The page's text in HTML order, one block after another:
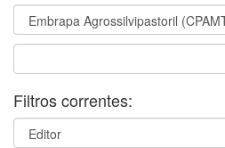
Filtros correntes: